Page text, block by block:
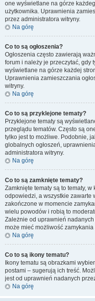
one wyświetlane na górze
użytkownika. Uprawnienia
przez administratora witryny.
Na górę
Co to są ogłoszenia?
Ogłoszenia często zawierają
forum i należy je przeczytać, gdy
wyświetlane na górze każdej
Uprawnienia zamieszczania
witryny.
Na górę
Co to są przyklejone tematy?
Przyklejone tematy są
przeglądu tematów. Często są
tylko jest to możliwe. Podobnie,
globalnych ogłoszeń,
administratora witryny.
Na górę
Co to są zamknięte tematy?
Zamknięte tematy są to tematy,
odpowiedzi, a wszystkie zawarte
zakończone w momencie
wielu powodów i robią to
Zależnie od uprawnień
może mieć możliwość zamykania
Na górę
Co to są ikony tematu?
Ikony tematu są obrazkami
postami – sugerują ich treść.
jest od uprawnień nadanych
Na górę